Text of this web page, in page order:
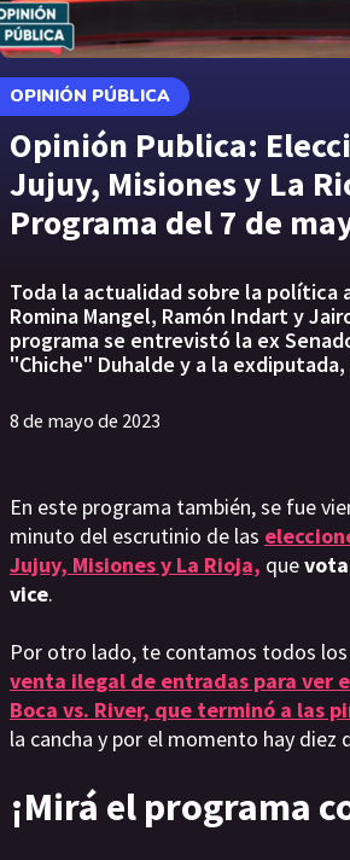
OPINIÓN PÚBLICA
Opinión Publica:
Jujuy, Misiones y La
Programa del 7 de
Toda la actualidad sobre la política
Romina Mangel, Ramón Indart y
programa se entrevistó la ex
"Chiche" Duhalde y a la
8 de mayo de 2023
En este programa también, se fue
minuto del escrutinio de las
Jujuy, Misiones y La Rioja, que
vice.
Por otro lado, te contamos todos
venta ilegal de entradas para ver
Boca vs. River, que terminó a las
la cancha y por el momento hay diez
¡Mirá el programa